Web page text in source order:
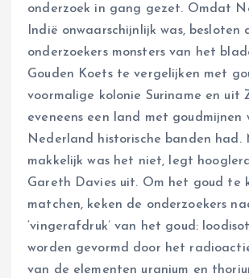
onderzoek in gang gezet. Omdat
Indië onwaarschijnlijk was, besloten
onderzoekers monsters van het
Gouden Koets te vergelijken met
voormalige kolonie Suriname en uit
eveneens een land met goudmijnen
Nederland historische banden had.
makkelijk was het niet, legt
Gareth Davies uit. Om het goud te
matchen, keken de onderzoekers
‘vingerafdruk’ van het goud:
worden gevormd door het
van de elementen uranium en